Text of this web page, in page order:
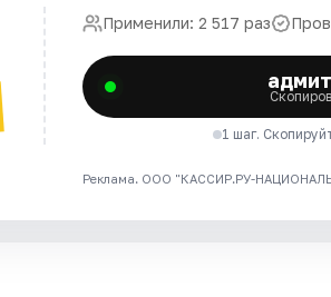
Применили: 2 517 раз
1 шаг.
Реклама. ООО "КАССИР.РУ-